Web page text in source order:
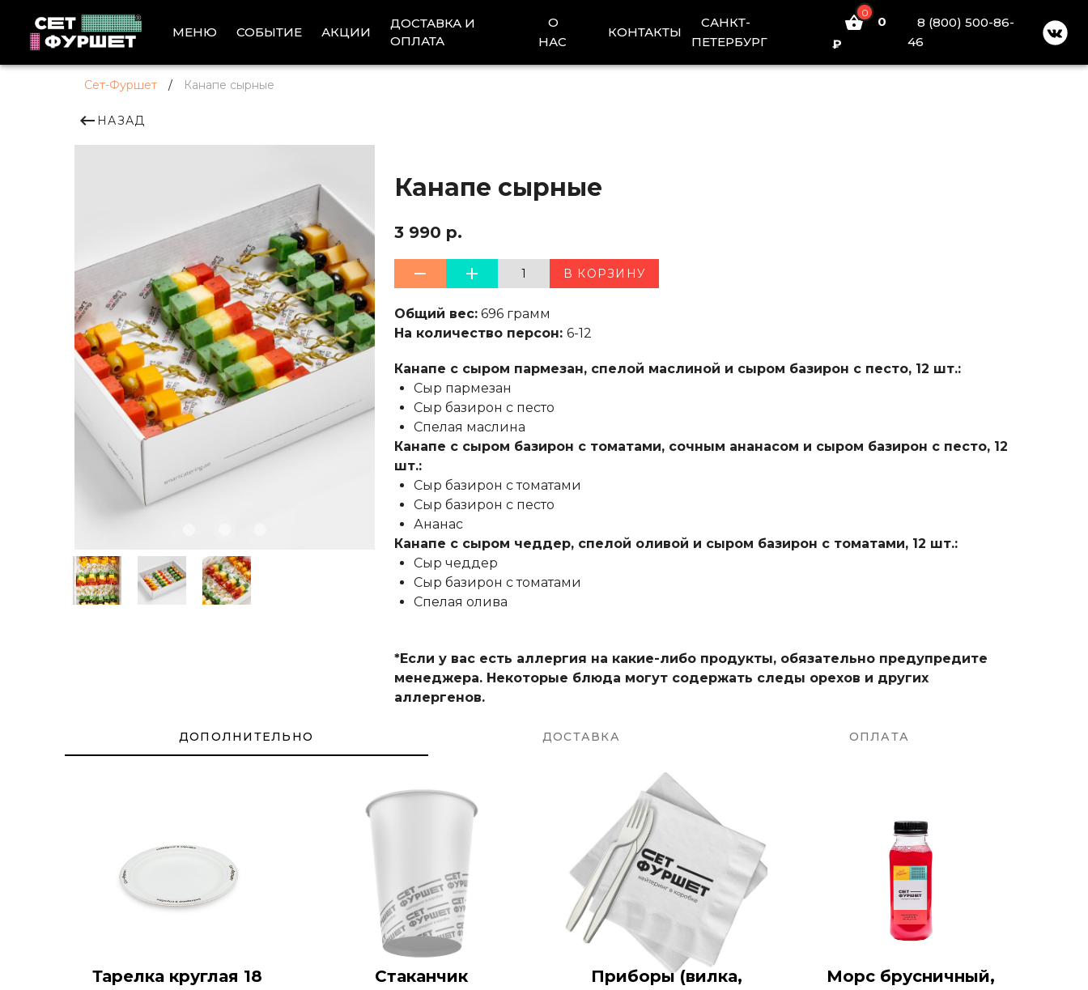
МЕНЮ СОБЫТИЕ АКЦИИ
ДОСТАВКА И
ОПЛАТА
О
НАС
КОНТАКТЫ
САНКТ-
ПЕТЕРБУРГ
0
0
₽
8 (800) 500-86-
46
Сет-Фуршет / Канапе сырные
НАЗАД
Канапе сырные
3 990 р.
1 В КОРЗИНУ
Общий вес:696 грамм
На количество персон: 6-12
Канапе с сыром пармезан, спелой маслиной и сыром базирон с песто, 12 шт.:
Сыр пармезан
Сыр базирон с песто
Спелая маслина
Канапе с сыром базирон с томатами, сочным ананасом и сыром базирон с песто, 12
шт.:
Сыр базирон с томатами
Сыр базирон с песто
Ананас
Канапе с сыром чеддер, спелой оливой и сыром базирон с томатами, 12 шт.:
Сыр чеддер
Сыр базирон с томатами
Спелая олива
*Если у вас есть аллергия на какие-либо продукты, обязательно предупредите
менеджера. Некоторые блюда могут содержать следы орехов и других
аллергенов.
ДОПОЛНИТЕЛЬНО ДОСТАВКА ОПЛАТА
Тарелка круглая 18
Стаканчик
Приборы (вилка,
Морс брусничный,